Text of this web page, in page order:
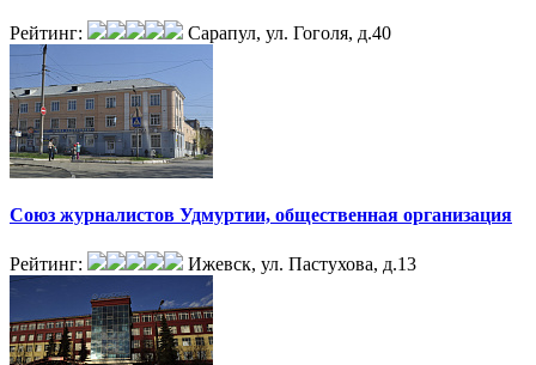
Рейтинг: Сарапул, ул. Гоголя, д.40
Союз журналистов Удмуртии, общественная организация
Рейтинг: Ижевск, ул. Пастухова, д.13